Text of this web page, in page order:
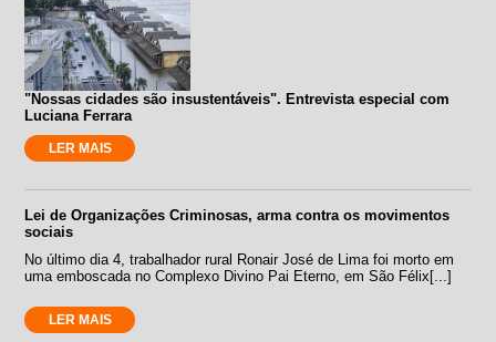
"Nossas cidades são insustentáveis". Entrevista especial com
Luciana Ferrara
LER MAIS
Lei de Organizações Criminosas, arma contra os movimentos
sociais
No último dia 4, trabalhador rural Ronair José de Lima foi morto em
uma emboscada no Complexo Divino Pai Eterno, em São Félix[...]
LER MAIS